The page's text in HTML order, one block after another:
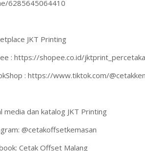
6285645064410
JKT Printing
: https://shopee.co.id/
: https://www.tiktok.com/
media dan katalog JKT Printing
@cetakoffsetkemasan
Cetak Offset Malang